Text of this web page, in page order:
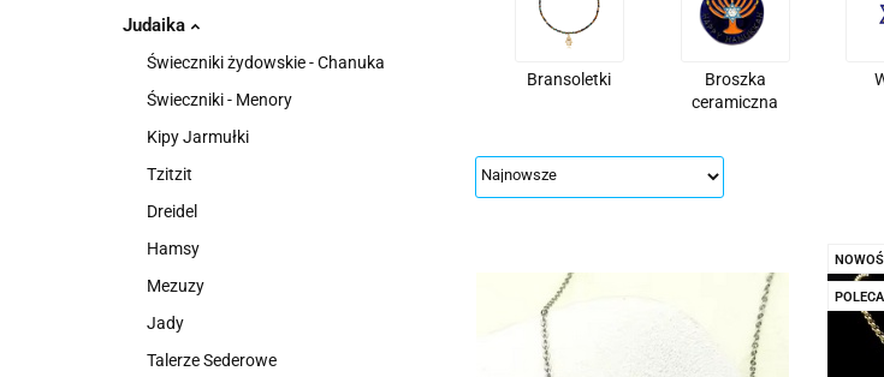
Judaika
Świeczniki żydowskie - Chanuka
Świeczniki - Menory
Kipy Jarmułki
Tzitzit
Dreidel
Hamsy
Mezuzy
Jady
Talerze Sederowe
Bransoletki
Broszka
ceramiczna